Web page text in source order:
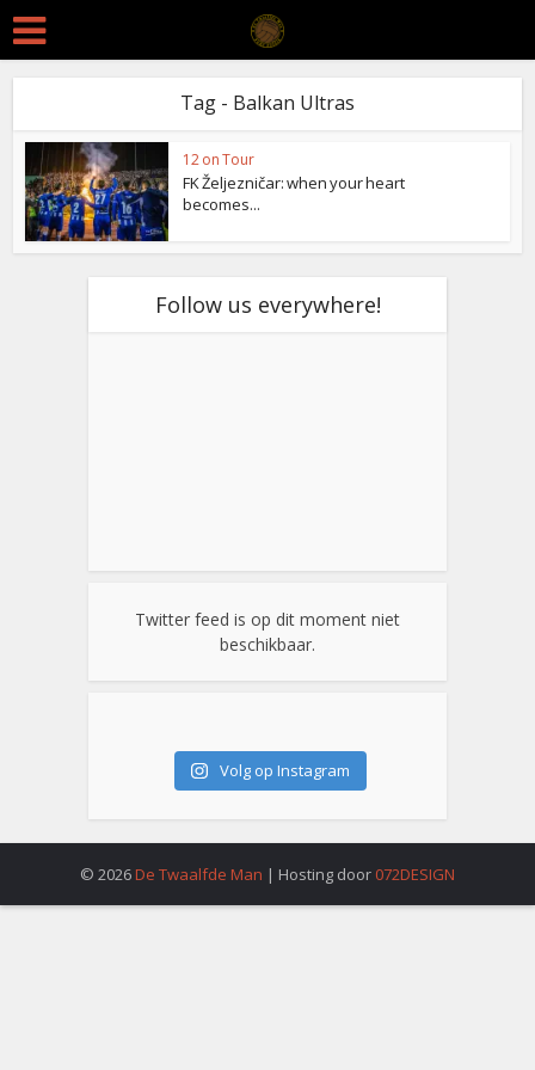
Tag - Balkan Ultras
12 on Tour
FK Željezničar: when your heart
becomes...
Follow us everywhere!
Twitter feed is op dit moment niet
beschikbaar.
Volg op Instagram
© 2026 De Twaalfde Man | Hosting door 072DESIGN